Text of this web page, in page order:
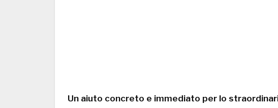
Un aiuto concreto e immediato per lo